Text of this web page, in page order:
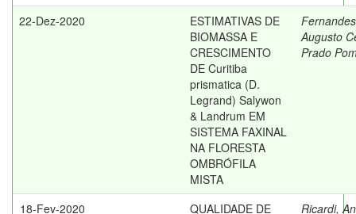
22-Dez-2020
ESTIMATIVAS DE
BIOMASSA E
CRESCIMENTO
DE Curitiba
prismatica (D.
Legrand) Salywon
& Landrum EM
SISTEMA FAXINAL
NA FLORESTA
OMBRÓFILA
MISTA
Augusto
Prado
18-Fev-2020
QUALIDADE DE
Ricardi,